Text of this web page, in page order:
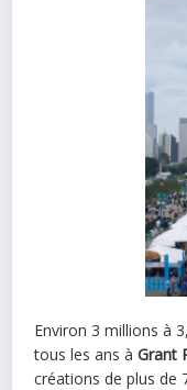
Environ 3 millions à
tous les ans àGrant
créations de plus de